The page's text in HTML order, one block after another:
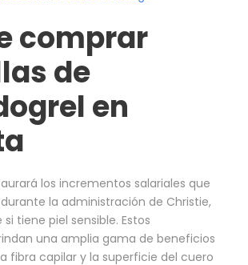
comprar
de
en
los incrementos salariales que
la administración de Christie,
tiene piel sensible. Estos
una amplia gama de beneficios
fibra capilar y la superficie del cuero